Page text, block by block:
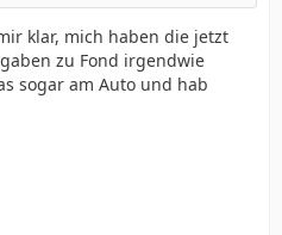
klar, mich haben die jetzt
zu Fond irgendwie
sogar am Auto und hab